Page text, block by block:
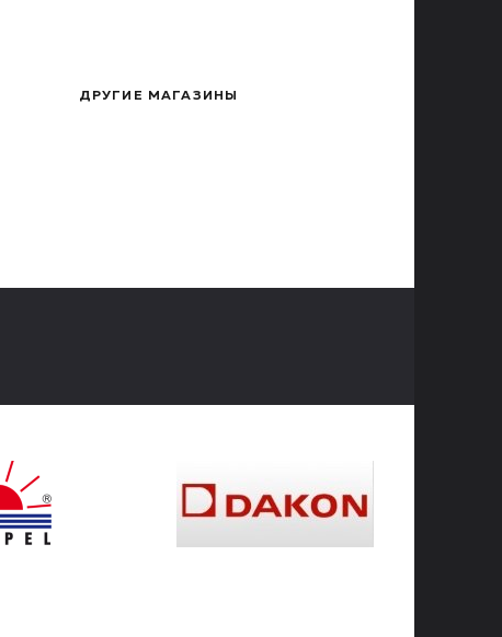
ДРУГИЕ МАГАЗИНЫ